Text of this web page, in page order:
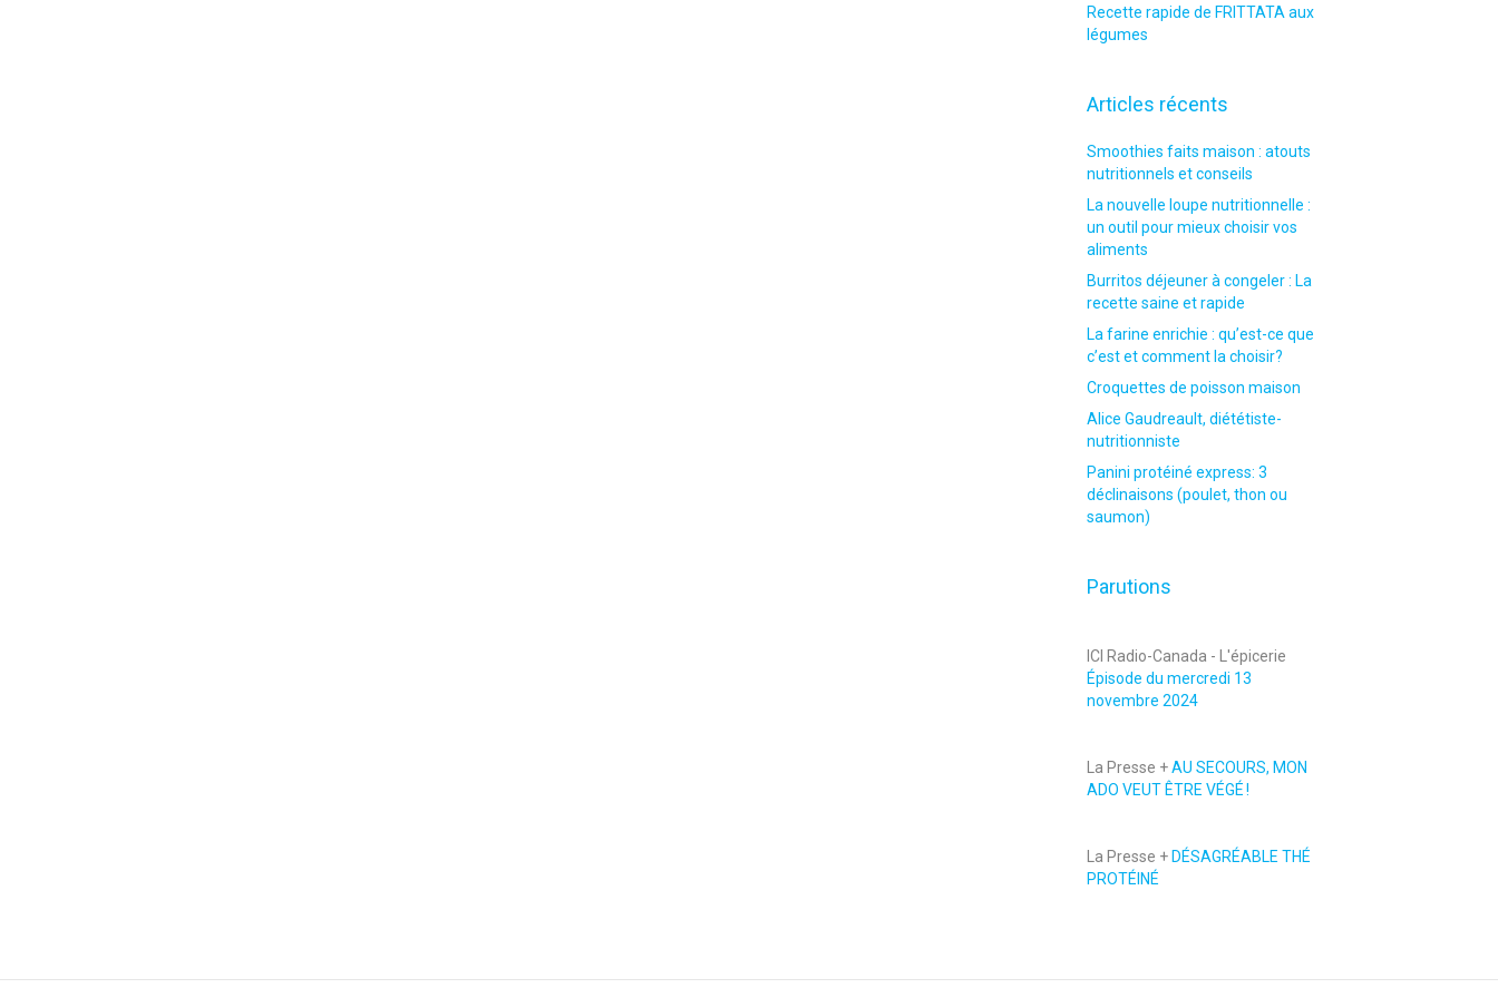
Recette rapide de FRITTATA aux
légumes
Articles récents
Smoothies faits maison : atouts
nutritionnels et conseils
La nouvelle loupe nutritionnelle :
un outil pour mieux choisir vos
aliments
Burritos déjeuner à congeler : La
recette saine et rapide
La farine enrichie : qu’est-ce que
c’est et comment la choisir?
Croquettes de poisson maison
Alice Gaudreault, diététiste-
nutritionniste
Panini protéiné express: 3
déclinaisons (poulet, thon ou
saumon)
Parutions
ICI Radio-Canada - L'épicerie
Épisode du mercredi 13
novembre 2024
La Presse +AU SECOURS, MON
ADO VEUT ÊTRE VÉGÉ !
La Presse + DÉSAGRÉABLE THÉ
PROTÉINÉ